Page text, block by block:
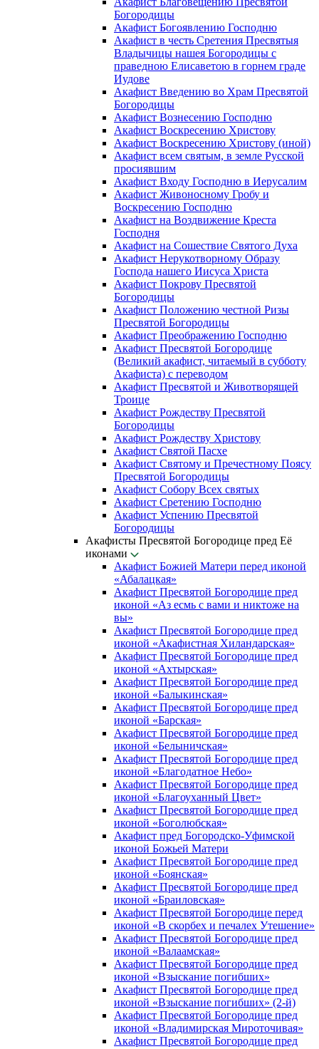
Богородицы
Акафист Богоявлению Господню
Акафист в честь Сретения Пресвятыя
Владычицы нашея Богородицы с
праведною Елисаветою в горнем граде
Иудове
Акафист Введению во Храм Пресвятой
Богородицы
Акафист Вознесению Господню
Акафист Воскресению Христову
Акафист Воскресению Христову (иной)
Акафист всем святым, в земле Русской
просиявшим
Акафист Входу Господню в Иерусалим
Акафист Живоносному Гробу и
Воскресению Господню
Акафист на Воздвижение Креста
Господня
Акафист на Сошествие Святого Духа
Акафист Нерукотворному Образу
Господа нашего Иисуса Христа
Акафист Покрову Пресвятой
Богородицы
Акафист Положению честной Ризы
Пресвятой Богородицы
Акафист Преображению Господню
Акафист Пресвятой Богородице
(Великий акафист, читаемый в субботу
Акафиста) с переводом
Акафист Пресвятой и Животворящей
Троице
Акафист Рождеству Пресвятой
Богородицы
Акафист Рождеству Христову
Акафист Святой Пасхе
Акафист Святому и Пречестному Поясу
Пресвятой Богородицы
Акафист Собору Всех святых
Акафист Сретению Господню
Акафист Успению Пресвятой
Богородицы
Акафисты Пресвятой Богородице пред Её
иконами
Акафист Божией Матери перед иконой
«Абалацкая»
Акафист Пресвятой Богородице пред
иконой «Аз есмь с вами и никтоже на
вы»
Акафист Пресвятой Богородице пред
иконой «Акафистная Хиландарская»
Акафист Пресвятой Богородице пред
иконой «Ахтырская»
Акафист Пресвятой Богородице пред
иконой «Балыкинская»
Акафист Пресвятой Богородице пред
иконой «Барская»
Акафист Пресвятой Богородице пред
иконой «Белыничская»
Акафист Пресвятой Богородице пред
иконой «Благодатное Небо»
Акафист Пресвятой Богородице пред
иконой «Благоуханный Цвет»
Акафист Пресвятой Богородице пред
иконой «Боголюбская»
Акафист пред Богородско-Уфимской
иконой Божьей Матери
Акафист Пресвятой Богородице пред
иконой «Боянская»
Акафист Пресвятой Богородице пред
иконой «Браиловская»
Акафист Пресвятой Богородице перед
иконой «В скорбех и печалех Утешение»
Акафист Пресвятой Богородице пред
иконой «Валаамская»
Акафист Пресвятой Богородице пред
иконой «Взыскание погибших»
Акафист Пресвятой Богородице пред
иконой «Взыскание погибших» (2-й)
Акафист Пресвятой Богородице пред
иконой «Владимирская Мироточивая»
Акафист Пресвятой Богородице пред